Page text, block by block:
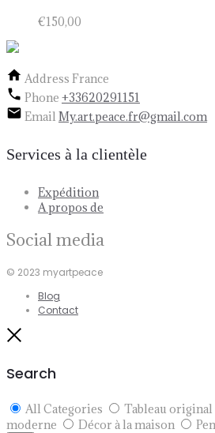
€150,00
Address France
Phone +33620291151
Email My.art.peace.fr@gmail.com
Services à la clientèle
Expédition
A propos de
Social media
© 2023 myartpeace
Blog
Contact
Search
All Categories Tableau original
moderne
Décor à la maison